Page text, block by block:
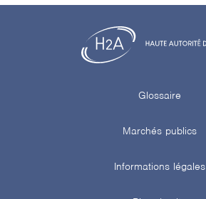
Glossaire
Marchés publics
Informations légales